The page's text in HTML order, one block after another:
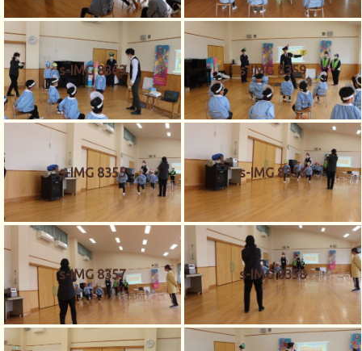
s-IMG 8363 s-IMG 8359
s-IMG 8355 s-IMG 8356
s-IMG 8357 s-IMG 8358